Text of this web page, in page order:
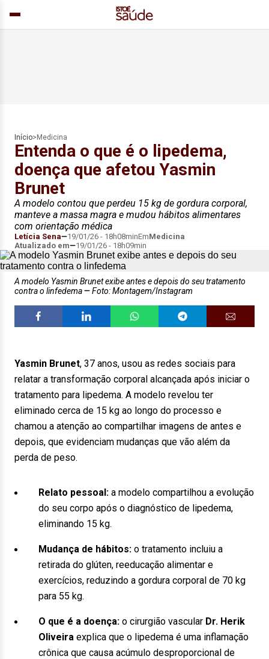
Início> Medicina
Entenda o que é o lipedema,
doença que afetou Yasmin
Brunet
A modelo contou que perdeu 15 kg de gordura corporal,
manteve a massa magra e mudou hábitos alimentares
com orientação médica
Letícia Sena 19/01/26 - 18h08minEmMedicina
Atualizado em
19/01/26 - 18h09min
A modelo Yasmin Brunet exibe antes e depois do seu tratamento
contra o linfedema
Foto: Montagem/Instagram
Yasmin Brunet, 37 anos, usou as redes sociais para
relatar a transformação corporal alcançada após iniciar o
tratamento para lipedema. A modelo revelou ter
eliminado cerca de 15 kg ao longo do processo e
chamou a atenção ao compartilhar imagens de antes e
depois, que evidenciam mudanças que vão além da
perda de peso.
Relato pessoal: a modelo compartilhou a evolução
do seu corpo após o diagnóstico de lipedema,
eliminando 15 kg.
Mudança de hábitos: o tratamento incluiu a
retirada do glúten, reeducação alimentar e
exercícios, reduzindo a gordura corporal de 70 kg
para 55 kg.
O que é a doença: o cirurgião vascular Dr. Herik
Oliveira explica que o lipedema é uma inflamação
crônica que causa acúmulo desproporcional de